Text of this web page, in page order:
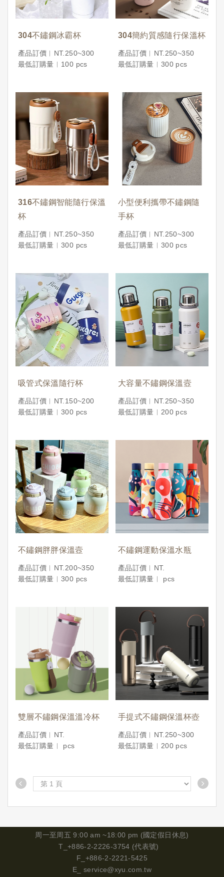
304不鏽鋼冰霸杯
產品訂價︱NT.250~300
最低訂購量︱100 pcs
304簡約質感隨行保溫杯
產品訂價︱NT.250~350
最低訂購量︱300 pcs
316不鏽鋼智能隨行保溫
杯
產品訂價︱NT.250~350
最低訂購量︱300 pcs
小型便利攜帶不鏽鋼隨
手杯
產品訂價︱NT.250~300
最低訂購量︱300 pcs
吸管式保溫隨行杯
產品訂價︱NT.150~200
最低訂購量︱300 pcs
大容量不鏽鋼保溫壼
產品訂價︱NT.250~350
最低訂購量︱200 pcs
不鏽鋼胖胖保溫壼
產品訂價︱NT.200~350
最低訂購量︱300 pcs
不鏽鋼運動保溫水瓶
產品訂價︱NT.
最低訂購量︱ pcs
雙層不鏽鋼保溫溫冷杯
產品訂價︱NT.
最低訂購量︱ pcs
手提式不鏽鋼保溫杯壺
產品訂價︱NT.250~300
最低訂購量︱200 pcs
周一至周五 9:00 am ~18:00 pm (國定假日休息)
T_+886-2-2226-3754 (代表號)
F_+886-2-2221-5425
E_ service@xyu.com.tw